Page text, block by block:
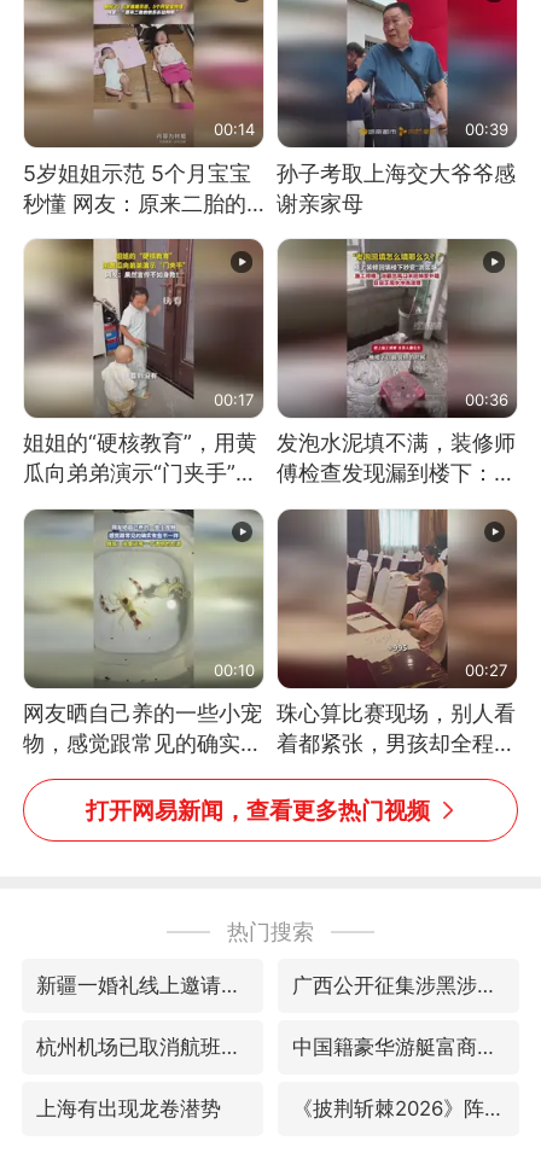
00:14
5岁姐姐示范 5个月宝宝
秒懂 网友：原来二胎的
快乐长这样
00:39
孙子考取上海交大爷爷感
谢亲家母
00:17
姐姐的“硬核教育”，用黄
瓜向弟弟演示“门夹手”，
网友：果然言传不如身
教！
00:36
发泡水泥填不满，装修师
傅检查发现漏到楼下：出
风口未延伸到外墙
00:10
网友晒自己养的一些小宠
物，感觉跟常见的确实有
些不一样
00:27
珠心算比赛现场，别人看
着都紧张，男孩却全程气
定神闲、从容作答，最终
拿下冠军。网友：这淡定
的样子，一看就是有实
打开网易新闻，查看更多热门视频
热门搜索
新疆一婚礼线上邀请引热议 广西公开征集涉黑涉恶犯罪线索
杭州机场已取消航班388架次 中国籍豪华游艇富商之子在泰国被杀
上海有出现龙卷潜势 《披荆斩棘2026》阵容官宣